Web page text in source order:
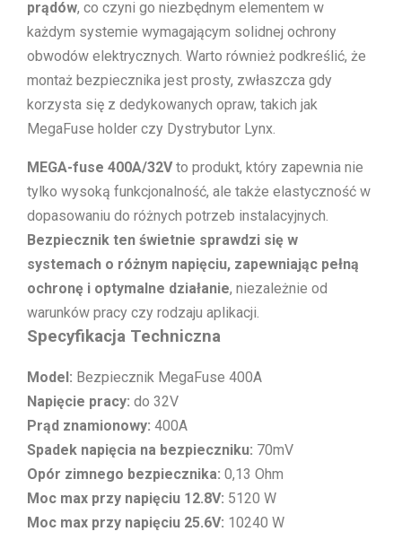
prądów, co czyni go niezbędnym elementem w
każdym systemie wymagającym solidnej ochrony
obwodów elektrycznych. Warto również podkreślić, że
montaż bezpiecznika jest prosty, zwłaszcza gdy
korzysta się z dedykowanych opraw, takich jak
MegaFuse holder czy Dystrybutor Lynx.
MEGA-fuse 400A/32Vto produkt, który zapewnia nie
tylko wysoką funkcjonalność, ale także elastyczność w
dopasowaniu do różnych potrzeb instalacyjnych.
Bezpiecznik ten świetnie sprawdzi się w
systemach o różnym napięciu, zapewniając pełną
ochronę i optymalne działanie, niezależnie od
warunków pracy czy rodzaju aplikacji.
Specyfikacja Techniczna
Model: Bezpiecznik MegaFuse 400A
Napięcie pracy: do 32V
Prąd znamionowy: 400A
Spadek napięcia na bezpieczniku: 70mV
Opór zimnego bezpiecznika: 0,13 Ohm
Moc max przy napięciu 12.8V: 5120 W
Moc max przy napięciu 25.6V: 10240 W